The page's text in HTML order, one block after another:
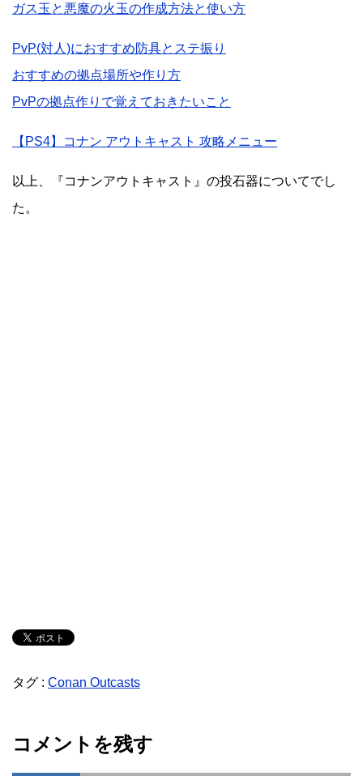
ガス玉と悪魔の火玉の作成方法と使い方
PvP(対人)におすすめ防具とステ振り
おすすめの拠点場所や作り方
PvPの拠点作りで覚えておきたいこと
【PS4】コナン アウトキャスト 攻略メニュー
以上、『コナンアウトキャスト』の投石器についてでし
た。
タグ : Conan Outcasts
コメントを残す